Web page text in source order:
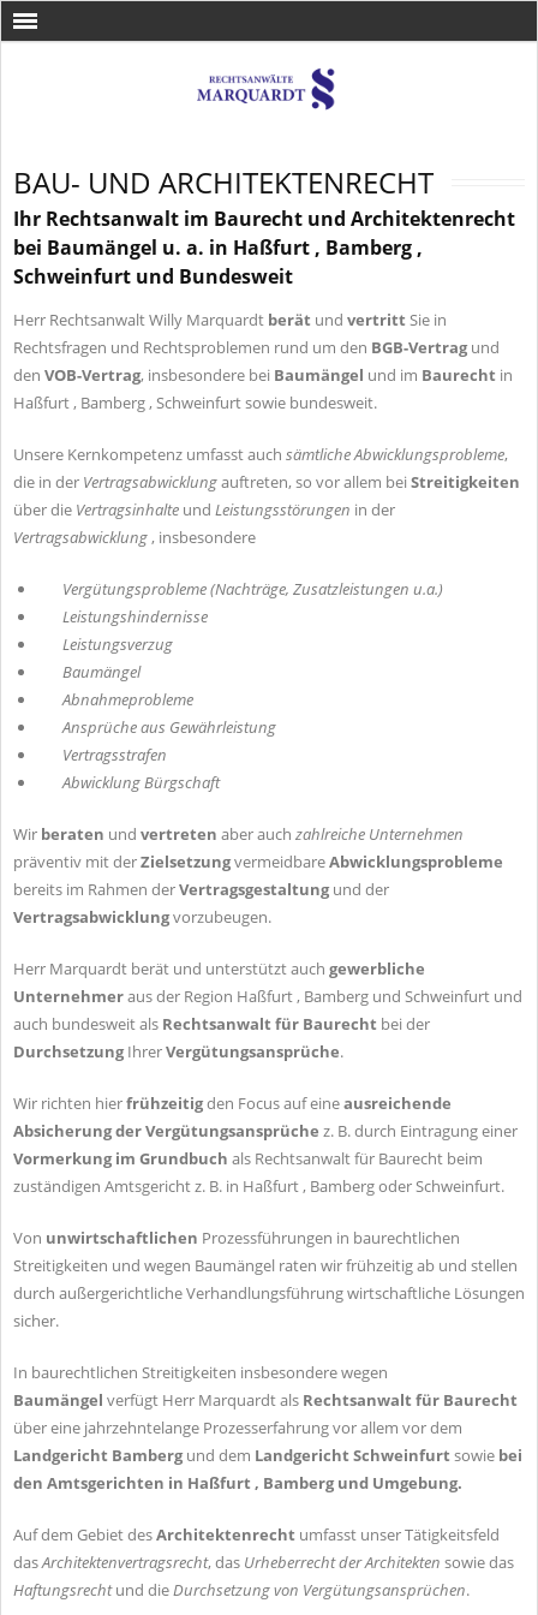
BAU- UND ARCHITEKTENRECHT
Ihr Rechtsanwalt im Baurecht und Architektenrecht
bei Baumängel u. a. in Haßfurt , Bamberg ,
Schweinfurt und Bundesweit
Herr Rechtsanwalt Willy Marquardt berät und vertritt Sie in
Rechtsfragen und Rechtsproblemen rund um den BGB-Vertragund
den VOB-Vertrag, insbesondere bei Baumängel und im Baurecht in
Haßfurt , Bamberg , Schweinfurt sowie bundesweit.
Unsere Kernkompetenz umfasst auch sämtliche Abwicklungsprobleme,
die in der Vertragsabwicklungauftreten, so vor allem bei Streitigkeiten
über die Vertragsinhalte und Leistungsstörungen in der
Vertragsabwicklung, insbesondere
Vergütungsprobleme (Nachträge, Zusatzleistungen u.a.)
Leistungshindernisse
Leistungsverzug
Baumängel
Abnahmeprobleme
Ansprüche aus Gewährleistung
Vertragsstrafen
Abwicklung Bürgschaft
Wir beraten und vertreten aber auch zahlreiche Unternehmen
präventiv mit derZielsetzungvermeidbareAbwicklungsprobleme
bereits im Rahmen derVertragsgestaltungund der
Vertragsabwicklungvorzubeugen.
Herr Marquardt berät und unterstützt auch gewerbliche
Unternehmeraus der Region Haßfurt , Bamberg und Schweinfurt und
auch bundesweit als Rechtsanwalt für Baurecht bei der
DurchsetzungIhrerVergütungsansprüche.
Wir richten hierfrühzeitigden Focus auf eineausreichende
Absicherung der Vergütungsansprüche z. B. durch Eintragung einer
Vormerkung im Grundbuch als Rechtsanwalt für Baurecht beim
zuständigen Amtsgericht z. B. in Haßfurt , Bamberg oder Schweinfurt.
Von unwirtschaftlichen Prozessführungen in baurechtlichen
Streitigkeiten und wegen Baumängel raten wir frühzeitig ab und stellen
durch außergerichtliche Verhandlungsführung wirtschaftliche Lösungen
sicher.
In baurechtlichen Streitigkeiten insbesondere wegen
Baumängel verfügt Herr Marquardt als Rechtsanwalt für Baurecht
über eine jahrzehntelange Prozesserfahrung vor allem vor dem
Landgericht Bambergund dem Landgericht Schweinfurt sowie bei
den Amtsgerichten in Haßfurt , Bamberg und Umgebung.
Auf dem Gebiet desArchitektenrecht umfasst unser Tätigkeitsfeld
dasArchitektenvertragsrecht, das Urheberrecht der Architekten sowie das
Haftungsrechtund dieDurchsetzung von Vergütungsansprüchen.